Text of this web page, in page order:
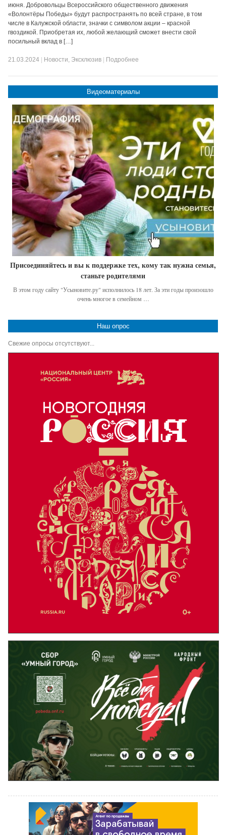
июня. Добровольцы Всероссийского общественного движения
«Волонтёры Победы» будут распространять по всей стране, в том
числе в Калужской области, значки с символом акции – красной
гвоздикой. Приобретая их, любой желающий сможет внести свой
посильный вклад в […]
21.03.2024 Новости, Эксклюзив Подробнее
Видеоматериалы
Присоединяйтесь и вы к поддержке тех, кому так нужна семья,
станьте родителями
В этом году сайту "Усыновите.ру" исполнилось 18 лет. За эти годы произошло
очень многое в семейном …
Наш опрос
Свежие опросы отсутствуют...